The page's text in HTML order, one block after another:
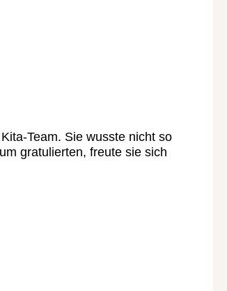
Team. Sie wusste nicht so
gratulierten, freute sie sich